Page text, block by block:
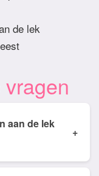
de lek
+